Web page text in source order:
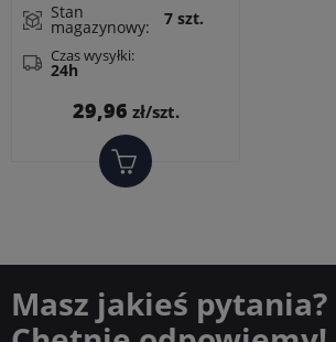
Stan
magazynowy: 7 szt.
Czas wysyłki:
24h
Cena
29,96 zł/szt.
Masz jakieś pytania?